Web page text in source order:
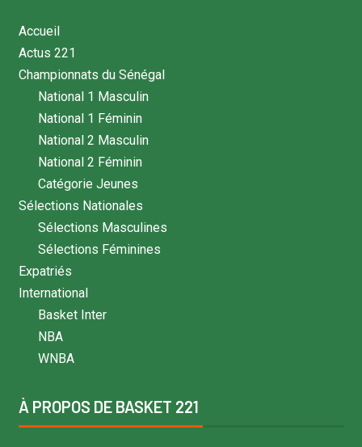
Accueil
Actus 221
Championnats du Sénégal
National 1 Masculin
National 1 Féminin
National 2 Masculin
National 2 Féminin
Catégorie Jeunes
Sélections Nationales
Sélections Masculines
Sélections Féminines
Expatriés
International
Basket Inter
NBA
WNBA
À PROPOS DE BASKET 221